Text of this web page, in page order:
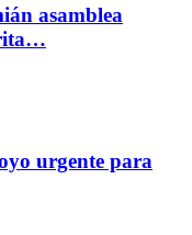
asamblea
urgente para